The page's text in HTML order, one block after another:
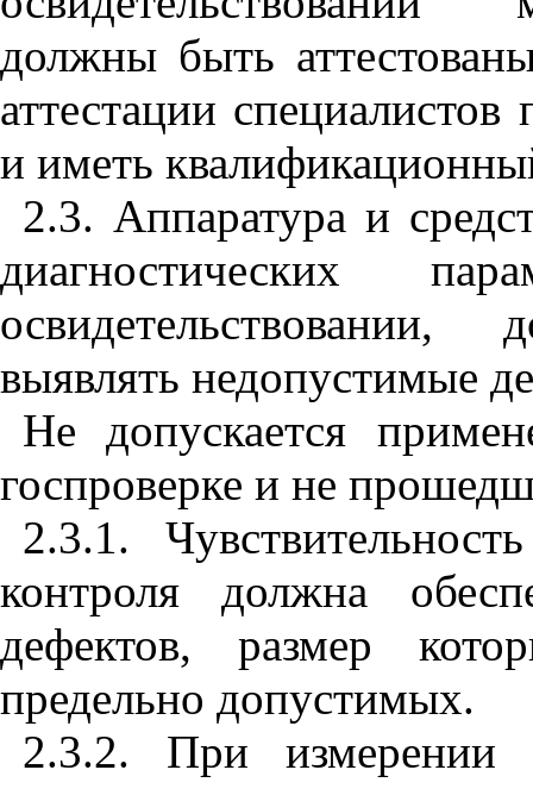
должны быть
аттестации
и иметь
2.3. Аппаратура и
диагностических
выявлять недопустимые
Не допускается
госпроверке и не
2.3.1.
контроля должна
дефектов, размер
предельно допустимых.
2.3.2. При измерении